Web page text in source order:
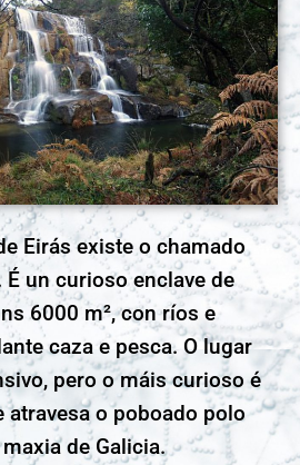
Eirás existe o chamado
É un curioso enclave de
6000 m², con ríos e
caza e pesca. O lugar
pero o máis curioso é
atravesa o poboado polo
de Galicia.